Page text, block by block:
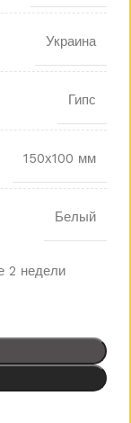
Украина
Гипс
150х100 мм
Белый
2 недели